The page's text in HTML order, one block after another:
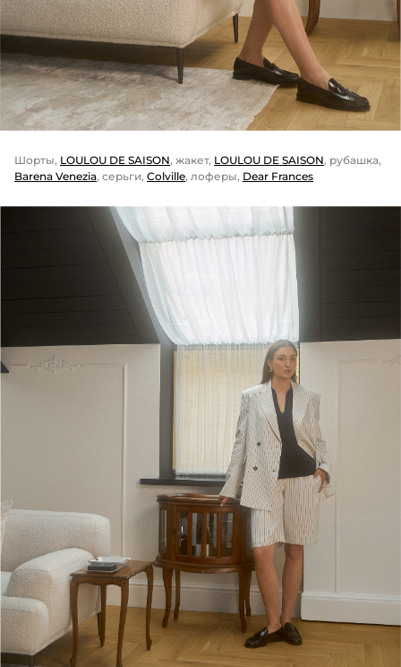
Шорты, LOULOU DE SAISON, жакет, LOULOU DE SAISON, рубашка,
Barena Venezia, серьги, Colville, лоферы, Dear Frances